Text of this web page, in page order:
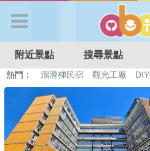
APP登入
首 頁
搜尋景點
附近景點 搜尋景點
熱門： 溜滑梯民宿 觀光工廠
特色遊戲場
親子住房優惠 台北親子